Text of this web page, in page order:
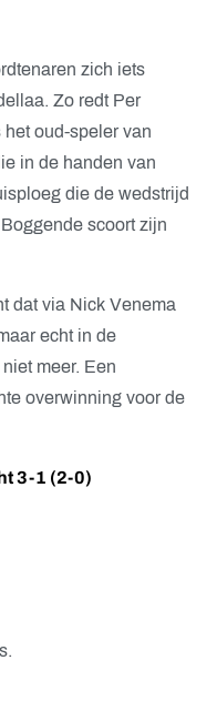
zich iets
Zo redt Per
oud-speler van
in de handen van
die de wedstrijd
scoort zijn
dat via Nick Venema
echt in de
meer. Een
overwinning voor de
3-1 (2-0)